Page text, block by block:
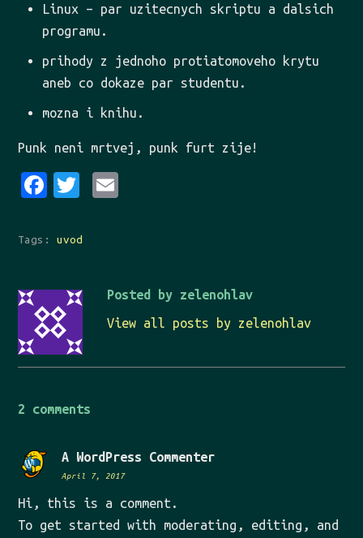
Linux – par uzitecnych skriptu a dalsich
programu.
prihody z jednoho protiatomoveho krytu
aneb co dokaze par studentu.
mozna i knihu.
Punk neni mrtvej, punk furt zije!
Fa
bo
Tw
te
Tags:uvod
Posted by zelenohlav
View all posts by zelenohlav
2 comments
A WordPress Commenter
April 7, 2017
Hi, this is a comment.
To get started with moderating, editing, and